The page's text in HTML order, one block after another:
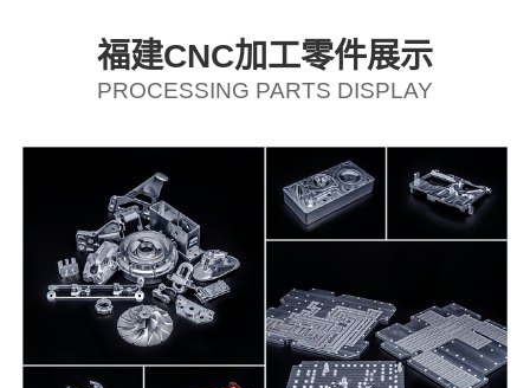
福建CNC加工零件展示
PROCESSING PARTS DISPLAY